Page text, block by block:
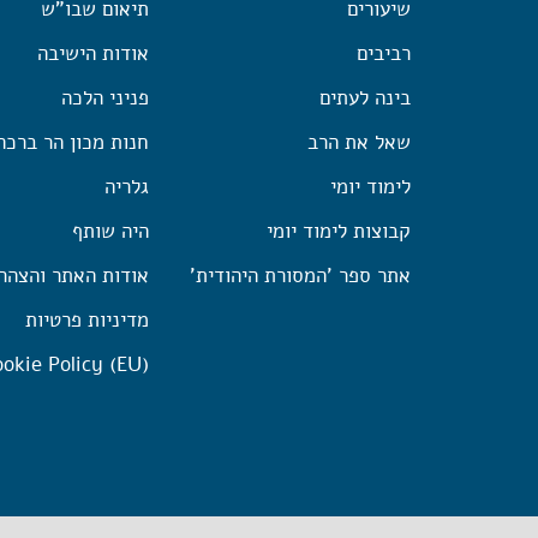
שיעורים
רביבים
בינה לעתים
שאל את הרב
לימוד יומי
קבוצות לימוד יומי
אתר ספר 'המסורת היהודית'
תיאום שבו"ש
אודות הישיבה
פניני הלכה
חנות מכון הר
גלריה
היה שותף
אודות האתר
מדיניות פרטיות
Policy (EU)